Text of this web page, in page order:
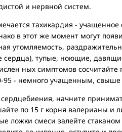
и нервной систем.
тахикардия -
в этот же момент могут
утомляемость,
сердца), тупые, ноющие,
ных симптомов сосчитайте
- немного учащенным, свыше
сердцебиения, начните
по 15 г корня валерианы и
ложки смеси залейте